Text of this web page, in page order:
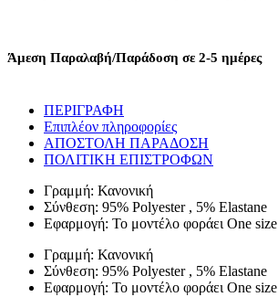
ΡΟΖ
ποσότητα
Άμεση Παραλαβή/Παράδοση σε 2-5 ημέρες
ΠΕΡΙΓΡΑΦΗ
Επιπλέον πληροφορίες
ΑΠΟΣΤΟΛΗ ΠΑΡΑΔΟΣΗ
ΠΟΛΙΤΙΚΗ ΕΠΙΣΤΡΟΦΩΝ
Γραμμή: Κανονική
Σύνθεση: 95% Polyester , 5% Elastane
Εφαρμογή: Το μοντέλο φοράει One size
Γραμμή: Κανονική
Σύνθεση: 95% Polyester , 5% Elastane
Εφαρμογή: Το μοντέλο φοράει One size